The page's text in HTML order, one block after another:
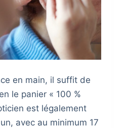
en main, il suffit de
le panier « 100 %
est légalement
avec au minimum 17